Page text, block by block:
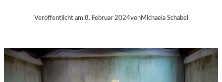
Veröffentlicht am:8. Februar 2024vonMichaela Schabel